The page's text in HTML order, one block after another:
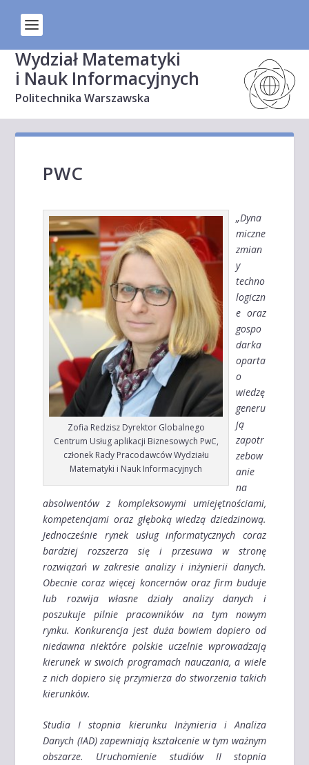
Wydział Matematyki
i Nauk Informacyjnych
Politechnika Warszawska
PWC
Zofia Redzisz Dyrektor Globalnego
Centrum Usług aplikacji Biznesowych PwC,
członek Rady Pracodawców Wydziału
Matematyki i Nauk Informacyjnych
„Dyna
miczne
zmian
y
techno
logiczn
e oraz
gospo
darka
oparta
o
wiedzę
generu
ją
zapotr
zebow
anie
na
absolwentów z kompleksowymi umiejętnościami,
kompetencjami oraz głęboką wiedzą dziedzinową.
Jednocześnie rynek usług informatycznych coraz
bardziej rozszerza się i przesuwa w stronę
rozwiązań w zakresie analizy i inżynierii danych.
Obecnie coraz więcej koncernów oraz firm buduje
lub rozwija własne działy analizy danych i
poszukuje pilnie pracowników na tym nowym
rynku. Konkurencja jest duża bowiem dopiero od
niedawna niektóre polskie uczelnie wprowadzają
kierunek w swoich programach nauczania, a wiele
z nich dopiero się przymierza do stworzenia takich
kierunków.
Studia I stopnia kierunku Inżynieria i Analiza
Danych (IAD) zapewniają kształcenie w tym ważnym
obszarze. Uruchomienie studiów II stopnia